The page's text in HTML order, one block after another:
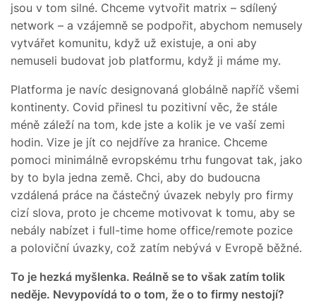
jsou v tom silné. Chceme vytvořit matrix – sdílený
network – a vzájemně se podpořit, abychom nemusely
vytvářet komunitu, když už existuje, a oni aby
nemuseli budovat job platformu, když ji máme my.
Platforma je navíc designovaná globálně napříč všemi
kontinenty. Covid přinesl tu pozitivní věc, že stále
méně záleží na tom, kde jste a kolik je ve vaší zemi
hodin. Vize je jít co nejdříve za hranice. Chceme
pomoci minimálně evropskému trhu fungovat tak, jako
by to byla jedna země. Chci, aby do budoucna
vzdálená práce na částečný úvazek nebyly pro firmy
cizí slova, proto je chceme motivovat k tomu, aby se
nebály nabízet i full-time home office/remote pozice
a poloviční úvazky, což zatím nebývá v Evropě běžné.
To je hezká myšlenka. Reálně se to však zatím tolik
neděje. Nevypovídá to o tom, že o to firmy nestojí?